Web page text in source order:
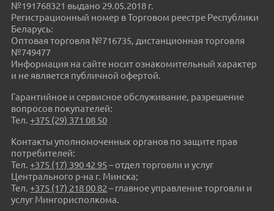
№191768321 выдано 29.05.2018 г.
Регистрационный номер в Торговом реестре Республики
Беларусь:
Оптовая торговля №716735, дистанционная торговля
№749477
Информация на сайте носит ознакомительный характер
и не является публичной офертой.
Гарантийное и сервисное обслуживание, разрешение
вопросов покупателей:
Тел.+375 (29) 371 08 50
Контакты уполномоченных органов по защите прав
потребителей:
Тел.+375 (17) 390 42 95– отдел торговли и услуг
Центрального р-на г. Минска;
Тел.+375 (17) 218 00 82 – главное управление торговли и
услуг Мингорисполкома.